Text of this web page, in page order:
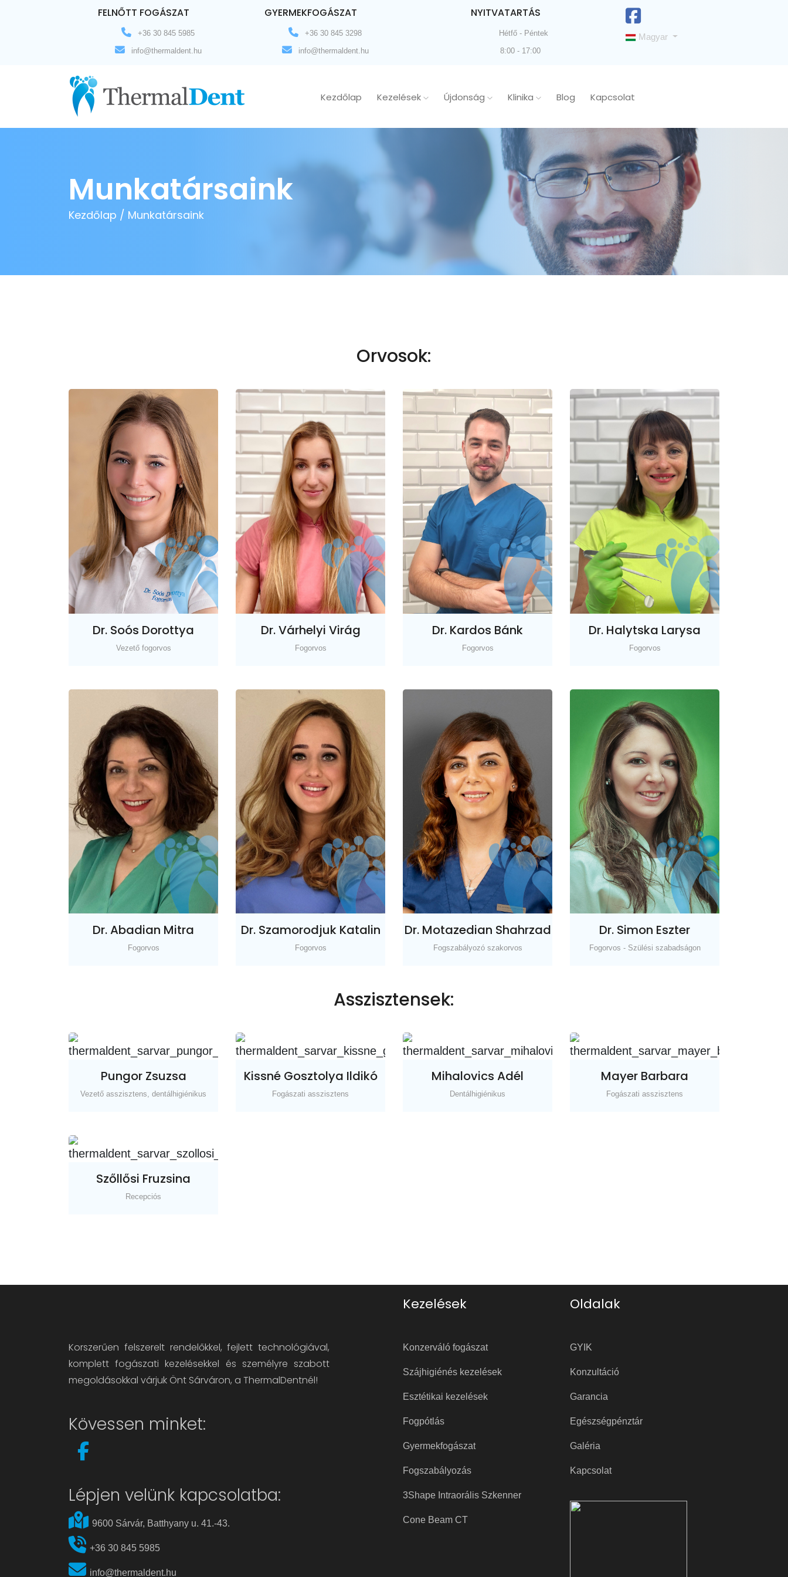
FELNŐTT FOGÁSZAT
+36 30 845 5985
info@thermaldent.hu
GYERMEKFOGÁSZAT
+36 30 845 3298
info@thermaldent.hu
NYITVATARTÁS
Hétfő - Péntek
8:00 - 17:00
Magyar
Kezdőlap Kezelések Újdonság Klinika Blog Kapcsolat
Munkatársaink
Kezdőlap / Munkatársaink
Orvosok:
Dr. Soós Dorottya
Vezető fogorvos
Dr. Várhelyi Virág
Fogorvos
Dr. Kardos Bánk
Fogorvos
Dr. Halytska Larysa
Fogorvos
Dr. Abadian Mitra
Fogorvos
Dr. Szamorodjuk Katalin
Fogorvos
Dr. Motazedian Shahrzad
Fogszabályozó szakorvos
Dr. Simon Eszter
Fogorvos - Szülési szabadságon
Asszisztensek:
Pungor Zsuzsa
Vezető asszisztens, dentálhigiénikus
Kissné Gosztolya Ildikó
Fogászati asszisztens
Mihalovics Adél
Dentálhigiénikus
Mayer Barbara
Fogászati asszisztens
Szőllősi Fruzsina
Recepciós
Korszerűen felszerelt rendelőkkel, fejlett technológiával,
komplett fogászati kezelésekkel és személyre szabott
megoldásokkal várjuk Önt Sárváron, a ThermalDentnél!
Kövessen minket:
Lépjen velünk kapcsolatba:
9600 Sárvár, Batthyany u. 41.-43.
+36 30 845 5985
info@thermaldent.hu
Kezelések
Konzerváló fogászat
Szájhigiénés kezelések
Esztétikai kezelések
Fogpótlás
Gyermekfogászat
Fogszabályozás
3Shape Intraorális Szkenner
Cone Beam CT
Oldalak
GYIK
Konzultáció
Garancia
Egészségpénztár
Galéria
Kapcsolat